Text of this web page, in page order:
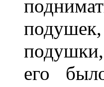
его